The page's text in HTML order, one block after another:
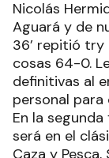
Nicolás
Aguará y de
36’ repitió try
cosas 64-0.
definitivas al
personal para
En la
será en el
Caza y